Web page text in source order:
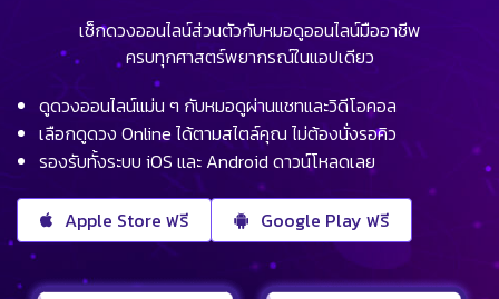
เช็กดวงออนไลน์ส่วนตัวกับหมอดูออนไลน์มืออาชีพ
ครบทุกศาสตร์พยากรณ์ในแอปเดียว
ดูดวงออนไลน์แม่น ๆ กับหมอดูผ่านแชทและวิดีโอคอล
เลือกดูดวง Online ได้ตามสไตล์คุณ ไม่ต้องนั่งรอคิว
รองรับทั้งระบบ iOS และ Android ดาวน์โหลดเลย
Apple Store ฟรี Google Play ฟรี